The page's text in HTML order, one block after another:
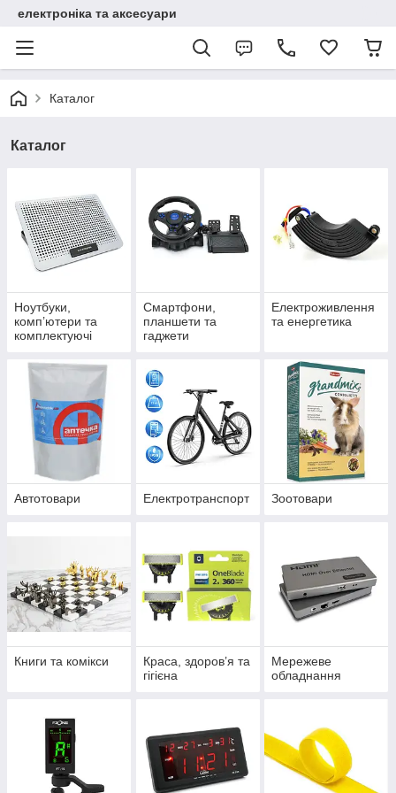
електроніка та аксесуари
Каталог
Каталог
Ноутбуки,
комп’ютери та
комплектуючі
Смартфони,
планшети та
гаджети
Електроживлення
та енергетика
Автотовари Електротранспорт Зоотовари
Книги та комікси
Краса, здоров’я та
гігієна
Мережеве
обладнання